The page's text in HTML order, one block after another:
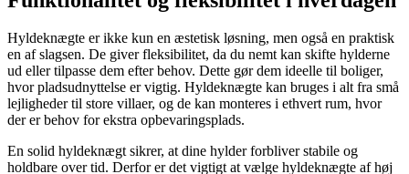
Hyldeknægte er ikke kun en æstetisk løsning, men også en praktisk
en af slagsen. De giver fleksibilitet, da du nemt kan skifte hylderne
ud eller tilpasse dem efter behov. Dette gør dem ideelle til boliger,
hvor pladsudnyttelse er vigtig. Hyldeknægte kan bruges i alt fra små
lejligheder til store villaer, og de kan monteres i ethvert rum, hvor
der er behov for ekstra opbevaringsplads.
En solid hyldeknægt sikrer, at dine hylder forbliver stabile og
holdbare over tid. Derfor er det vigtigt at vælge hyldeknægte af høj